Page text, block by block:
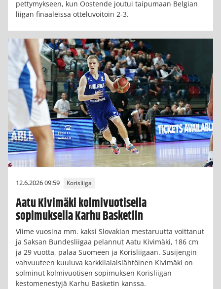
pettymykseen, kun Oostende joutui taipumaan Belgian
liigan finaaleissa otteluvoitoin 2-3.
12.6.2026 09:59 Korisliiga
Aatu Kivimäki kolmivuotisella
sopimuksella Karhu Basketiin
Viime vuosina mm. kaksi Slovakian mestaruutta voittanut
ja Saksan Bundesliigaa pelannut Aatu Kivimäki, 186 cm
ja 29 vuotta, palaa Suomeen ja Korisliigaan. Susijengin
vahvuuteen kuuluva karkkilalaislähtöinen Kivimäki on
solminut kolmivuotisen sopimuksen Korisliigan
kestomenestyjä Karhu Basketin kanssa.